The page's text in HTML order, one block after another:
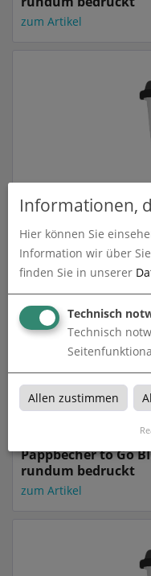
zum Artikel
Pappbecher to Go
rundum bedruckt
zum Artikel
Pappbecher to Go
rundum bedruckt
zum Artikel
Informationen,
Hier können Sie
Information wir über
finden Sie in unserer
Technisch
Technisch
Allen zustimmen